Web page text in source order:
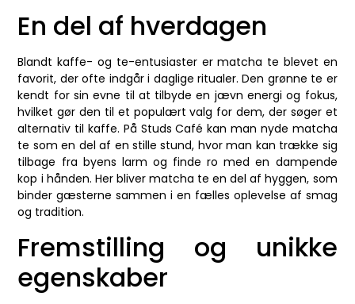
En del af hverdagen
Blandt kaffe- og te-entusiaster er matcha te blevet en
favorit, der ofte indgår i daglige ritualer. Den grønne te er
kendt for sin evne til at tilbyde en jævn energi og fokus,
hvilket gør den til et populært valg for dem, der søger et
alternativ til kaffe. På Studs Café kan man nyde matcha
te som en del af en stille stund, hvor man kan trække sig
tilbage fra byens larm og finde ro med en dampende
kop i hånden. Her bliver matcha te en del af hyggen, som
binder gæsterne sammen i en fælles oplevelse af smag
og tradition.
Fremstilling og unikke
egenskaber